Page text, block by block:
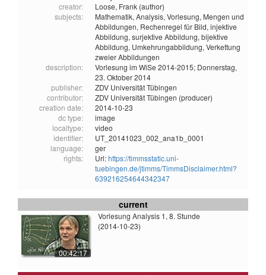
creator:
Loose, Frank (author)
subjects:
Mathematik, Analysis, Vorlesung, Mengen und
Abbildungen, Rechenregel für Bild, injektive
Abbildung, surjektive Abbildung, bijektive
Abbildung, Umkehrungabbildung, Verkettung
zweier Abbildungen
description:
Vorlesung im WiSe 2014-2015; Donnerstag,
23. Oktober 2014
publisher:
ZDV Universität Tübingen
contributor:
ZDV Universität Tübingen (producer)
creation date:
2014-10-23
dc type:
image
localtype:
video
identifier:
UT_20141023_002_ana1b_0001
language:
ger
rights:
Url:https://timmsstatic.uni-
tuebingen.de/jtimms/TimmsDisclaimer.html?
639216254644342347
current
00:42:17
Vorlesung Analysis 1, 8. Stunde
(2014-10-23)